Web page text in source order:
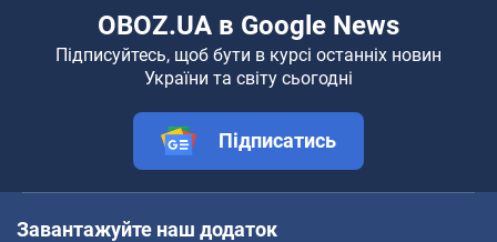
OBOZ.UA в Google News
Підписуйтесь, щоб бути в курсі останніх новин
України та світу сьогодні
Підписатись
Завантажуйте наш додаток